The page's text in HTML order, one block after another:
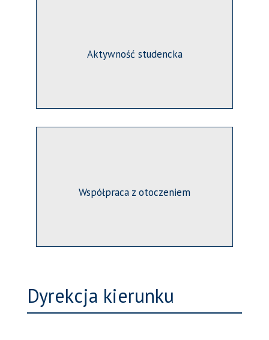
Aktywność studencka
Współpraca z otoczeniem
Dyrekcja kierunku